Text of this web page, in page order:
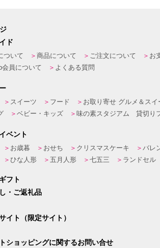
ド
ついて 商品について ご注文について お
会員について
よくある質問
スイーツ フード お取り寄せ グルメ＆スイ
ベビー・キッズ 味の素スタジアム 貸切り
ベント
お歳暮 おせち クリスマスケーキ バレ
ひな人形
五月人形 七五三 ランドセル
フト
・ご返礼品
イト（限定サイト）
ショッピングに関するお問い合せ